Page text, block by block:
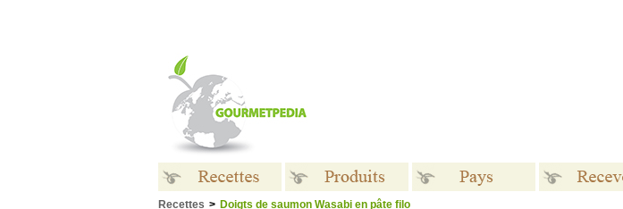
Recettes > Doigts de saumon Wasabi en pâte filo